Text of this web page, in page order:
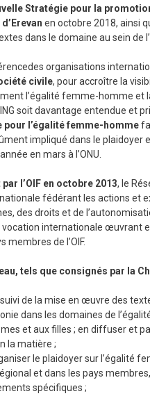
Stratégie pour la
en octobre 2018, ainsi
dans le domaine au sein de
organisations
civile, pour accroître la
l’égalité femme-homme
soit davantage entendue et
pour l’égalité femme-homme
impliqué dans le plaidoyer
en mars à l’ONU.
l’OIF en octobre 2013, le
fédérant les actions et
des droits et de
vocation internationale œuvrant
membres de l’OIF.
tels que consignés par la
de la mise en œuvre des
dans les domaines de
et aux filles ; en diffuser et
la matière ;
le plaidoyer sur l’égalité
et dans les pays
spécifiques ;